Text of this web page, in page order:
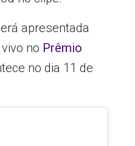
apresentada
no Prêmio
no dia 11 de